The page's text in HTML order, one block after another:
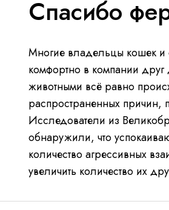
Спасибо
Многие владельцы кошек и
комфортно в компании
животными всё равно
распространенных причин,
Исследователи из
обнаружили, что
количество агрессивных
увеличить количество их